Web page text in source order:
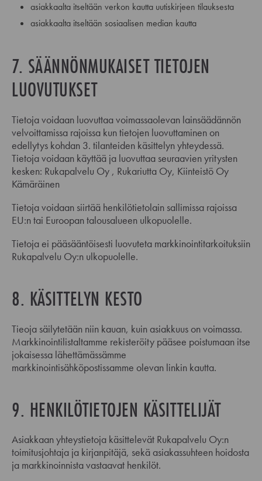
asiakkaalta itseltään verkon kautta uutiskirjeen tilauksesta
asiakkaalta itseltään sosiaalisen median kautta
7. SÄÄNNÖNMUKAISET TIETOJEN
LUOVUTUKSET
Tietoja voidaan luovuttaa voimassaolevan lainsäädännön
velvoittamissa rajoissa kun tietojen luovuttaminen on
edellytys kohdan 3. tilanteiden käsittelyn yhteydessä.
Tietoja voidaan käyttää ja luovuttaa seuraavien yritysten
kesken: Rukapalvelu Oy , Rukariutta Oy, Kiinteistö Oy
Kämäräinen
Tietoja voidaan siirtää henkilötietolain sallimissa rajoissa
EU:n tai Euroopan talousalueen ulkopuolelle.
Tietoja ei pääsääntöisesti luovuteta markkinointitarkoituksiin
Rukapalvelu Oy:n ulkopuolelle.
8. KÄSITTELYN KESTO
Tieoja säilytetään niin kauan, kuin asiakkuus on voimassa.
Markkinointilistaltamme rekisteröity pääsee poistumaan itse
jokaisessa lähettämässämme
markkinointisähköpostissamme olevan linkin kautta.
9. HENKILÖTIETOJEN KÄSITTELIJÄT
Asiakkaan yhteystietoja käsittelevät Rukapalvelu Oy:n
toimitusjohtaja ja kirjanpitäjä, sekä asiakassuhteen hoidosta
ja markkinoinnista vastaavat henkilöt.